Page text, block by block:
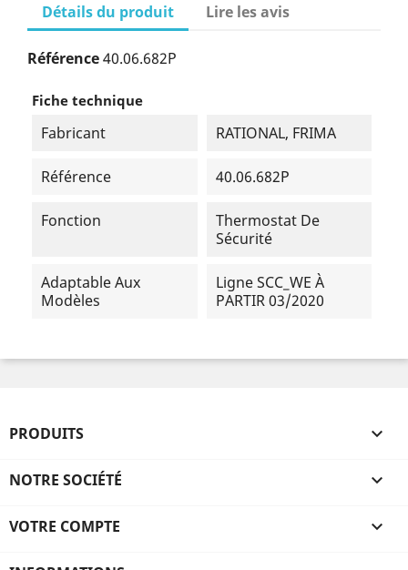
Détails du produit Lire les avis
Référence40.06.682P
Fiche technique
Fabricant RATIONAL, FRIMA
Référence 40.06.682P
Fonction
Thermostat De
Sécurité
Adaptable Aux
Modèles
Ligne SCC_WE À
PARTIR 03/2020
PRODUITS 
NOTRE SOCIÉTÉ 
VOTRE COMPTE 